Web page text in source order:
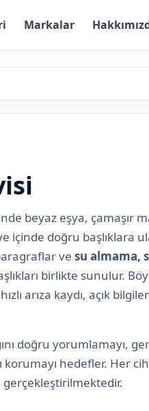
Markalar
beyaz eşya, çamaşır
doğru başlıklara
ve su almama,
birlikte sunulur.
arıza kaydı, açık
doğru yorumlamayı,
korumayı hedefler. Her
gerçekleştirilmektedir.